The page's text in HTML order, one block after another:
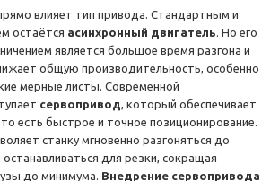
влияет тип привода. Стандартным и
остаётся асинхронный двигатель. Но его
является большое время разгона и
общую производительность, особенно
мерные листы. Современной
сервопривод, который обеспечивает
есть быстрое и точное позиционирование.
станку мгновенно разгоняться до
для резки, сокращая
до минимума. Внедрение сервопривода